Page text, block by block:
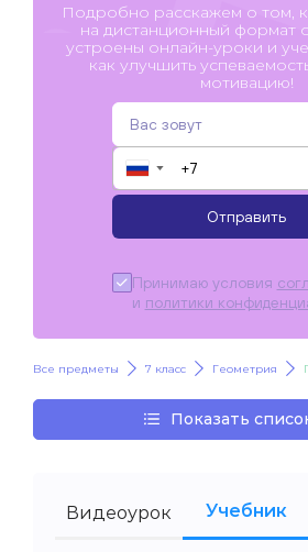
Подробно расскажем о том,
на дистанционный формат
устроены онлайн-уроки и
как улучшить
мотивацию!
▼
Отправить
Принимаю условия
и политики
Все предметы 7 класс Геометрия
Показать
Видеоурок Учебник